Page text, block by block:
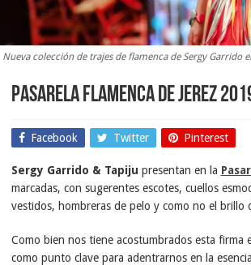
Nueva colección de trajes de flamenca de Sergy Garrido
Pasarela Flamenca de Jerez
Facebook Twitter Pinterest
Sergy Garrido & Tapiju presentan en la
marcadas, con sugerentes escotes, cuellos
vestidos, hombreras de pelo y como no el brillo
Como bien nos tiene acostumbrados esta firma
como punto clave para adentrarnos en la